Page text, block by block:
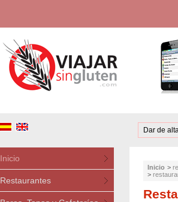
Dar de
Inicio
Restaurantes
Inicio >
>